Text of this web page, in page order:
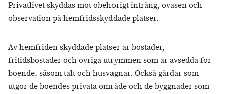
Privatlivet skyddas mot obehörigt intrång, oväsen och
observation på hemfridsskyddade platser.
Av hemfriden skyddade platser är bostäder,
fritidsbostäder och övriga utrymmen som är avsedda för
boende, såsom tält och husvagnar. Också gårdar som
utgör de boendes privata område och de byggnader som